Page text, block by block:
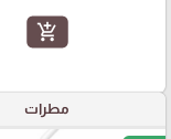
add_shopping_cart
مطرات